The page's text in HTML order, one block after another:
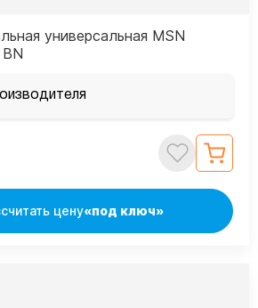
универсальная MSN
цену«под ключ»